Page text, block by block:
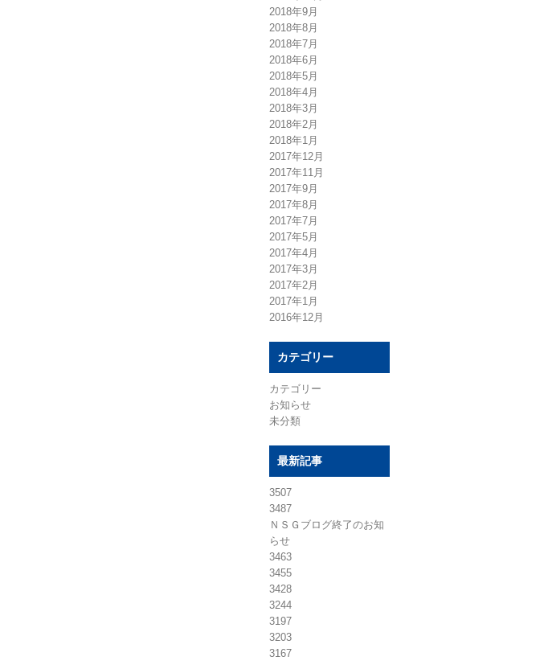
2018年9月
2018年8月
2018年7月
2018年6月
2018年5月
2018年4月
2018年3月
2018年2月
2018年1月
2017年12月
2017年11月
2017年9月
2017年8月
2017年7月
2017年5月
2017年4月
2017年3月
2017年2月
2017年1月
2016年12月
カテゴリー
カテゴリー
お知らせ
未分類
最新記事
3507
3487
ＮＳＧブログ終了のお知
らせ
3463
3455
3428
3244
3197
3203
3167